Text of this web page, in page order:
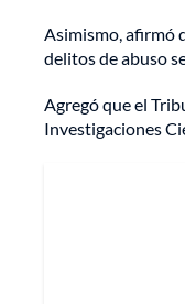
Asimismo, afirmó
delitos de abuso
Agregó que el
Investigaciones